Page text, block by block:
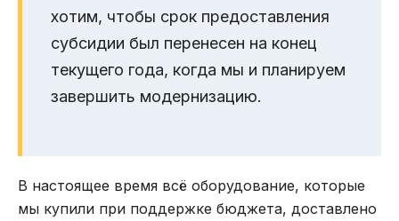
хотим, чтобы срок предоставления
субсидии был перенесен на конец
текущего года, когда мы и планируем
завершить модернизацию.
В настоящее время всё оборудование, которые
мы купили при поддержке бюджета, доставлено